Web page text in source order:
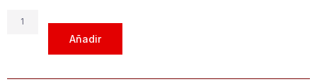
Marmita
Añadir